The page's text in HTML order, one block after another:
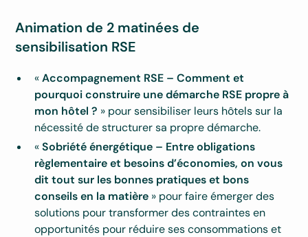
Animation de 2 matinées de
sensibilisation RSE
«Accompagnement RSE – Comment et
pourquoi construire une démarche RSE propre à
mon hôtel ? » pour sensibiliser leurs hôtels sur la
nécessité de structurer sa propre démarche.
«Sobriété énergétique – Entre obligations
règlementaire et besoins d’économies, on vous
dit tout sur les bonnes pratiques et bons
conseils en la matière » pour faire émerger des
solutions pour transformer des contraintes en
opportunités pour réduire ses consommations et